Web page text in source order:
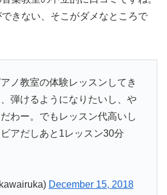
きない、そこがダメなところで
ノ教室の体験レッスンしてき
弾けるようになりたいし、や
わー。でもレッスン代高いし
アだしあと1レッスン30分
December 15, 2018